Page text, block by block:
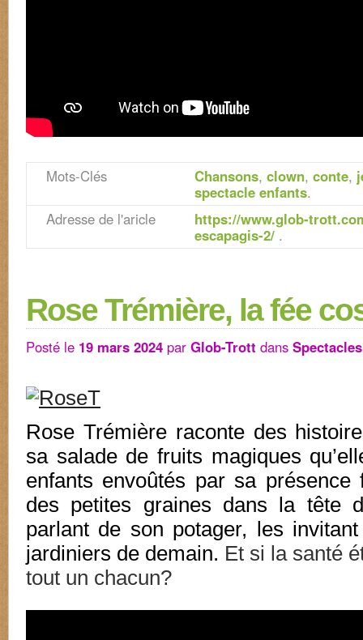
Mots-Clés Chansons, clown, conte,
spectacle enfants.
Adresse de l'aricle
https://www.glob-
escapagis-2/ .
Rose Trémière, la fée
Posté le 19 mars 2024 par Glob-Trott dans
Rose Trémière raconte des
sa salade de fruits magiques
enfants envoûtés par sa présence
des petites graines dans la tête
parlant de son potager, les
jardiniers de demain. Et si la santé
tout un chacun?